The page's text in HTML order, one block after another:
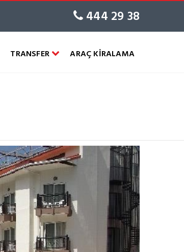
444 29 38
TRANSFER ARAÇ KİRALAMA